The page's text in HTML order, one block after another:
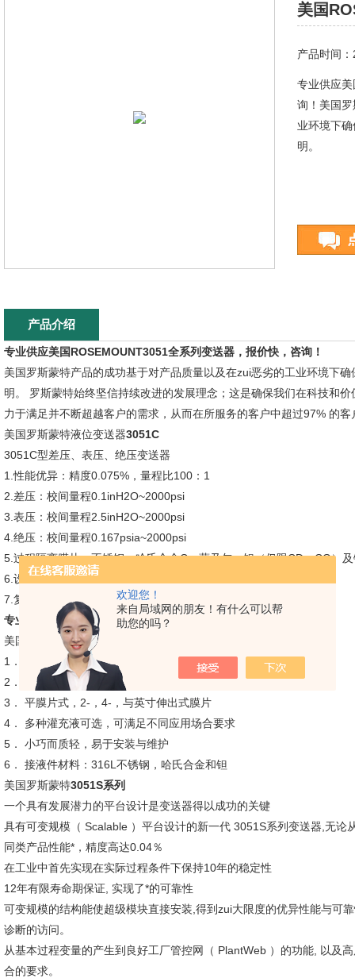
欢迎您！
来自局域网的朋友！有什么可以帮
助您的吗？
美国
产品时间
专业供应
询！美国
业环境下
明。
产品介绍
专业供应美国ROSEMOUNT3051全系列变送器，报价快，咨询！
美国罗斯蒙特产品的成功基于对产品质量以及在zui恶劣的工业环境下
明。 罗斯蒙特始终坚信持续改进的发展理念；这是确保我们在科技和
力于满足并不断超越客户的需求，从而在所服务的客户中超过97% 的客
美国罗斯蒙特液位变送器3051C
3051C型差压、表压、绝压变送器
1.性能优异：精度0.075%，量程比100：1
2.差压：校间量程0.1inH2O~2000psi
3.表压：校间量程2.5inH2O~2000psi
4.绝压：校间量程0.167psia~2000psi
5.过程隔离膜片：不锈钢，哈氏合金C，蒙乃尔，钽（仅限CD，CG）
6.设计小巧、坚固而质轻，易于安装
7.复合量程（仅限CD，CG）可测量负压
专业供应
美国ROSEMOUNT3051全系列变送器，报价快，咨询！
美国罗斯蒙特液位变送器
1． 液位测量精度达0.075%
2． 校验量程从0.25inH2O至 8310inH2O
3． 平膜片式，2-，4-，与英寸伸出式膜片
4． 多种灌充液可选，可满足不同应用场合要求
5． 小巧而质轻，易于安装与维护
6． 接液件材料：316L不锈钢，哈氏合金和钽
美国罗斯蒙特3051S系列
一个具有发展潜力的平台设计是变送器得以成功的关键
具有可变规模（ Scalable ）平台设计的新一代 3051S系列变送器,无
同类产品性能*，精度高达0.04％
在工业中首先实现在实际过程条件下保持10年的稳定性
12年有限寿命期保证, 实现了*的可靠性
可变规模的结构能使超级模块直接安装,得到zui大限度的优异性能与可
诊断的访问。
从基本过程变量的产生到良好工厂管控网（ PlantWeb ）的功能, 以及
合的要求。